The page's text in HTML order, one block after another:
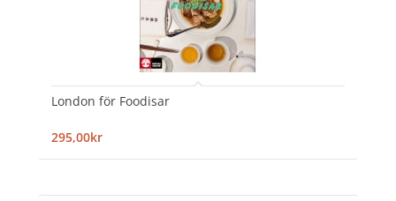
London för Foodisar
295,00kr